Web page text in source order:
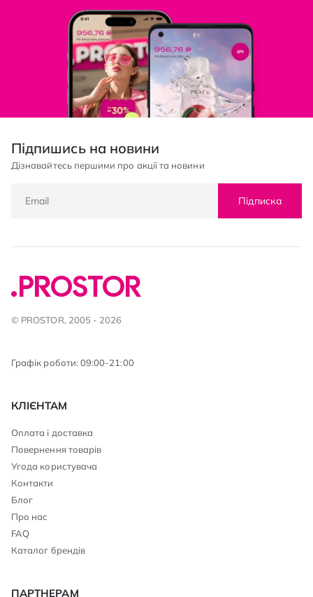
Підпишись на новини
Дізнавайтесь першими про акції та новини
Підписка
© PROSTOR, 2005 - 2026
Графік роботи: 09:00-21:00
КЛІЄНТАМ
Оплата і доставка
Повернення товарів
Угода користувача
Контакти
Блог
Про нас
FAQ
Каталог брендів
ПАРТНЕРАМ